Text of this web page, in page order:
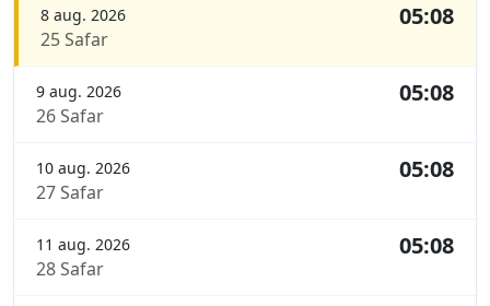
8 aug. 2026
25 Safar
05:08
9 aug. 2026
26 Safar
05:08
10 aug. 2026
27 Safar
05:08
11 aug. 2026
28 Safar
05:08